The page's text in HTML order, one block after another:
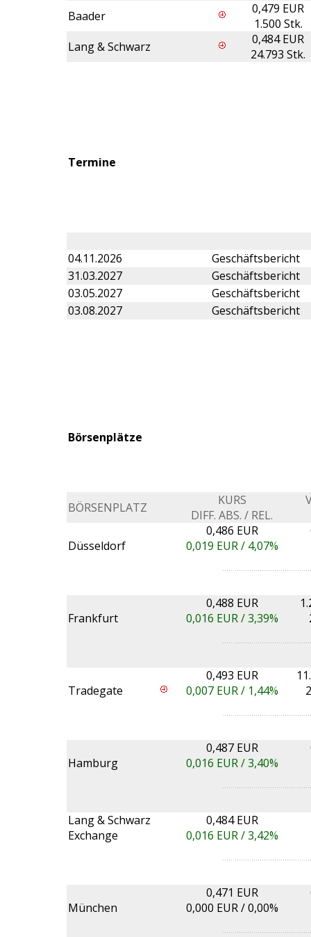
Baader
0,479 EUR
1.500 Stk.
Lang & Schwarz
0,484 EUR
24.793 Stk.
Termine
04.11.2026
Geschäftsbericht
31.03.2027
Geschäftsbericht
03.05.2027
Geschäftsbericht
03.08.2027
Geschäftsbericht
Börsenplätze
BÖRSENPLATZ
KURS
DIFF. ABS. / REL.
Düsseldorf
0,486 EUR
0,019 EUR / 4,07%
Frankfurt
0,488 EUR
0,016 EUR /3,39%
Tradegate
0,493 EUR
0,007EUR / 1,44%
Hamburg
0,487 EUR
0,016 EUR /3,40%
Lang & Schwarz
Exchange
0,484 EUR
0,016 EUR /3,42%
München
0,471 EUR
0,000 EUR /0,00%